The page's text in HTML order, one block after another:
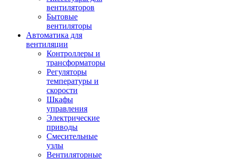
вентиляторов
Бытовые
вентиляторы
Автоматика для
вентиляции
Контроллеры и
трансформаторы
Регуляторы
температуры и
скорости
Шкафы
управления
Электрические
приводы
Смесительные
узлы
Вентиляторные